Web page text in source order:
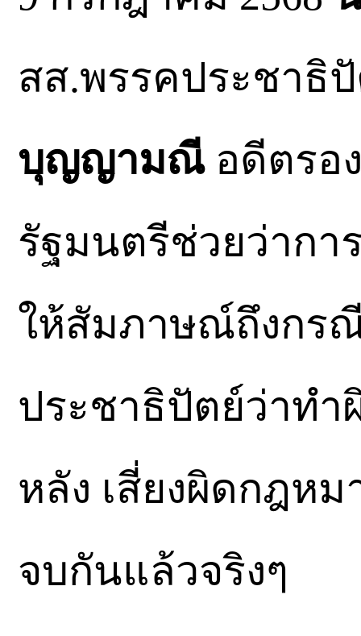
สส.พรรคประชาธิ
บุญญามณีอดีตรอ
รัฐมนตรีช่วยว่ากา
ให้สัมภาษณ์ถึงกร
ประชาธิปัตย์ว่าท
หลัง เสี่ยงผิดกฎห
จบกันแล้วจริงๆ